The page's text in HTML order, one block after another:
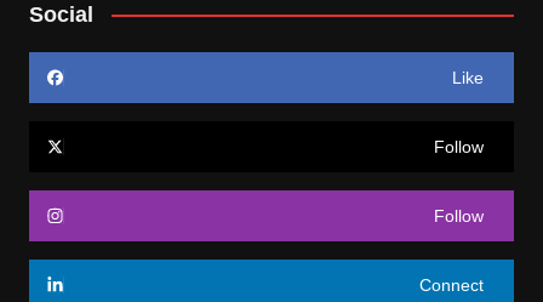
Social
Like
Follow
Follow
Connect